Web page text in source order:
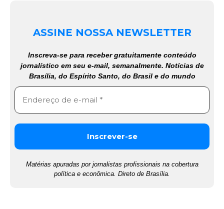
ASSINE NOSSA NEWSLETTER
Inscreva-se para receber gratuitamente conteúdo
jornalístico em seu e-mail, semanalmente. Notícias de
Brasília, do Espírito Santo, do Brasil e do mundo
Matérias apuradas por jornalistas profissionais na cobertura
política e econômica. Direto de Brasília.